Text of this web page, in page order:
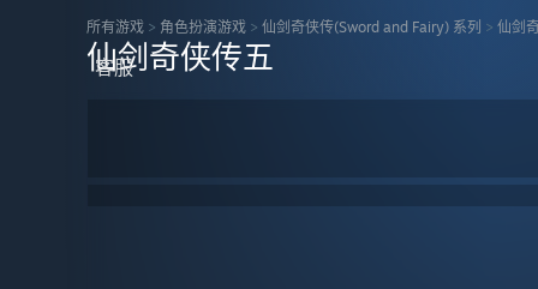
客服
所有游戏 > 角色扮演‎游戏 > 仙剑奇侠传(Sword and Fairy) 系列 > 仙剑
仙剑奇侠传五